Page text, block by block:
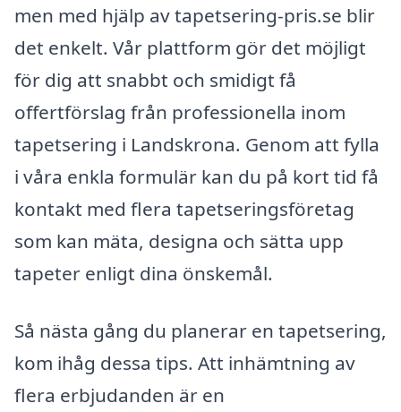
men med hjälp av tapetsering-pris.se blir
det enkelt. Vår plattform gör det möjligt
för dig att snabbt och smidigt få
offertförslag från professionella inom
tapetsering i Landskrona. Genom att fylla
i våra enkla formulär kan du på kort tid få
kontakt med flera tapetseringsföretag
som kan mäta, designa och sätta upp
tapeter enligt dina önskemål.
Så nästa gång du planerar en tapetsering,
kom ihåg dessa tips. Att inhämtning av
flera erbjudanden är en